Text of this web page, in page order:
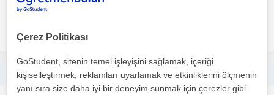
ANASINIFI VE İLKOKUL ÖĞRENCİLERİNE YÖNELİK
Çerez Politikası
GoStudent, sitenin temel işleyişini sağlamak, içeriği
kişiselleştirmek, reklamları uyarlamak ve etkinliklerini ölçmenin
yanı sıra size daha iyi bir deneyim sunmak için çerezler gibi